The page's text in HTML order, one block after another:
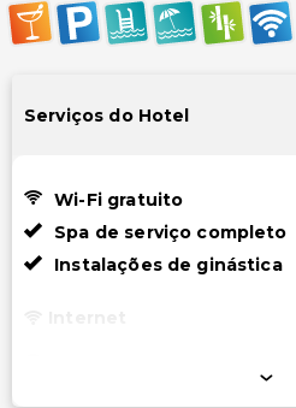
Serviços do Hotel
Wi-Fi gratuito
Spa de serviço completo
Instalações de ginástica